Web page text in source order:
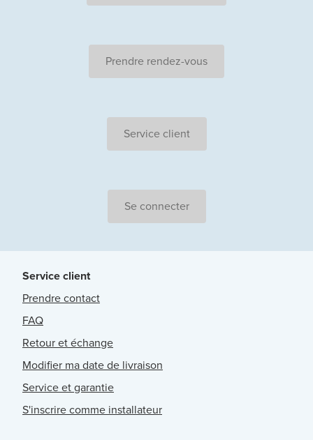
Prendre rendez-vous
Service client
Se connecter
Service client
Prendre contact
FAQ
Retour et échange
Modifier ma date de livraison
Service et garantie
S'inscrire comme installateur